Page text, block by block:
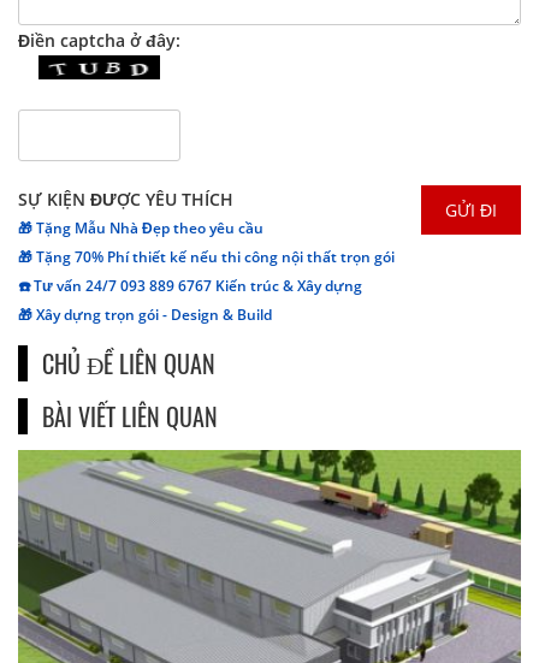
Điền captcha ở đây:
SỰ KIỆN ĐƯỢC YÊU THÍCH
🎁 Tặng Mẫu Nhà Đẹp theo yêu cầu
🎁 Tặng 70% Phí thiết kế nếu thi công nội thất trọn gói
☎️ Tư vấn 24/7 093 889 6767 Kiến trúc & Xây dựng
🎁 Xây dựng trọn gói - Design & Build
CHỦ ĐỀ LIÊN QUAN
BÀI VIẾT LIÊN QUAN